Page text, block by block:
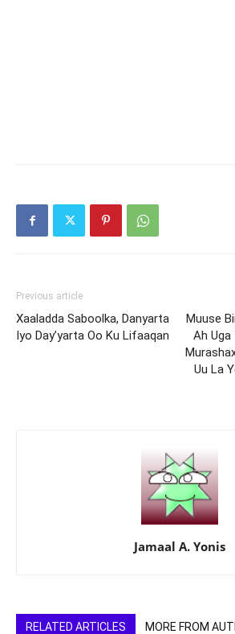
Previous article
Xaaladda Saboolka, Danyarta
Iyo Day’yarta Oo Ku Lifaaqan
Muuse
Ah Uga
Uu La
Jamaal A. Yonis
RELATED ARTICLES MORE FROM